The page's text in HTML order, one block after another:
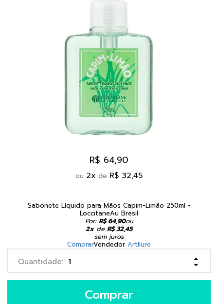
R$ 64,90
ou 2x de R$ 32,45
Sabonete Líquido para Mãos Capim-Limão 250ml -
LoccitaneAu Bresil
Por: R$ 64,90ou
2xde R$ 32,45
sem juros
ComprarVendedor Artllure
Comprar